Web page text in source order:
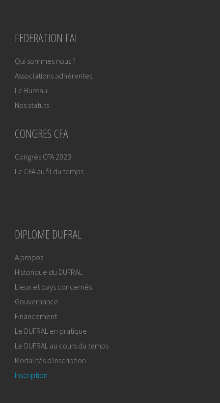
FEDERATION FAI
Qui sommes nous ?
Associations adhérentes
Le Bureau
Nos statuts
CONGRES CFA
Congrès CFA 2023
Le CFA au fil du temps
DIPLOME DUFRAL
A propos
Historique du DUFRAL
Lieux et pays concernés
Gouvernance
Financement
Le DUFRAL en pratique
Le DUFRAL au cours du temps
Modalités d'inscription
Inscription